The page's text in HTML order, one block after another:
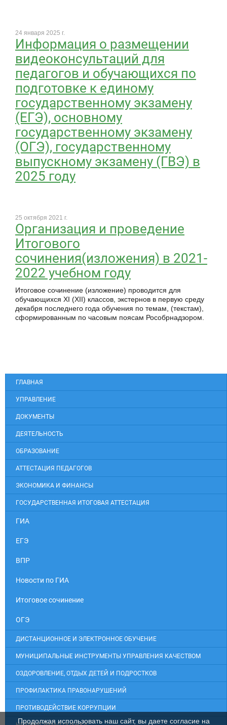
24 января 2025 г.
Информация о размещении
видеоконсультаций для
педагогов и обучающихся по
подготовке к единому
государственному экзамену
(ЕГЭ), основному
государственному экзамену
(ОГЭ), государственному
выпускному экзамену (ГВЭ) в
2025 году
25 октября 2021 г.
Организация и проведение
Итогового
сочинения(изложения) в 2021-
2022 учебном году
Итоговое сочинение (изложение) проводится для
обучающихся XI (XII) классов, экстернов в первую среду
декабря последнего года обучения по темам, (текстам),
сформированным по часовым поясам Рособрнадзором.
ГЛАВНАЯ
УПРАВЛЕНИЕ
ДОКУМЕНТЫ
ДЕЯТЕЛЬНОСТЬ
ОБРАЗОВАНИЕ
АТТЕСТАЦИЯ ПЕДАГОГОВ
ЭКОНОМИКА И ФИНАНСЫ
ГОСУДАРСТВЕННАЯ ИТОГОВАЯ АТТЕСТАЦИЯ
ГИА
ЕГЭ
ВПР
Новости по ГИА
Итоговое сочинение
ОГЭ
ДИСТАНЦИОННОЕ И ЭЛЕКТРОННОЕ ОБУЧЕНИЕ
МУНИЦИПАЛЬНЫЕ ИНСТРУМЕНТЫ УПРАВЛЕНИЯ КАЧЕСТВОМ
ОЗДОРОВЛЕНИЕ, ОТДЫХ ДЕТЕЙ И ПОДРОСТКОВ
ПРОФИЛАКТИКА ПРАВОНАРУШЕНИЙ
ПРОТИВОДЕЙСТВИЕ КОРРУПЦИИ
Продолжая использовать наш сайт, вы даете согласие на